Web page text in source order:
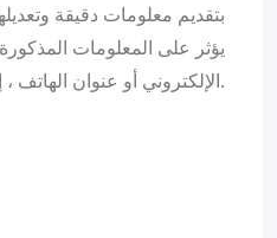
بتقديم معلومات دقيقة
يؤثر على المعلومات المذكورة
الإلكتروني أو عنوان الهاتف ، إلخ).